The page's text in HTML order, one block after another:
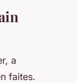
a
faites.